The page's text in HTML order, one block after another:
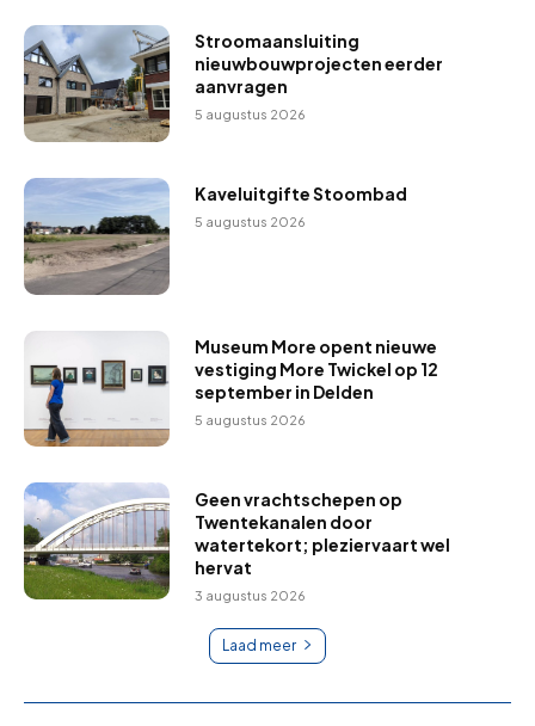
Stroomaansluiting
nieuwbouwprojecten eerder
aanvragen
5 augustus 2026
Kaveluitgifte Stoombad
5 augustus 2026
Museum More opent nieuwe
vestiging More Twickel op 12
september in Delden
5 augustus 2026
Geen vrachtschepen op
Twentekanalen door
watertekort; pleziervaart wel
hervat
3 augustus 2026
Laad meer